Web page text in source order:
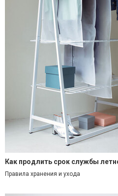
Как продлить срок службы
Правила хранения и ухода